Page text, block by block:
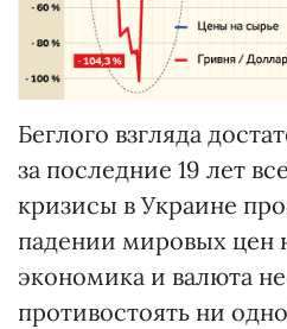
Беглого взгляда
за последние 19 лет
кризисы в Украине
падении мировых цен
экономика и валюта
противостоять ни